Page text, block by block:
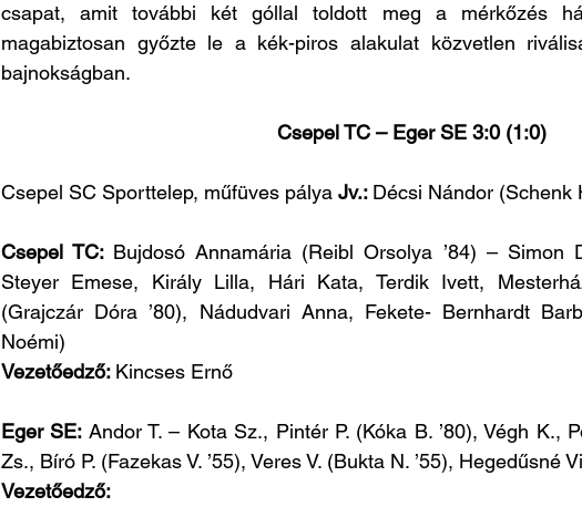
csapat, amit további két góllal toldott meg a mérkőzés
magabiztosan győzte le a kék-piros alakulat közvetlen
bajnokságban.
Csepel TC – Eger SE 3:0 (1:0)
Csepel SC Sporttelep, műfüves pálya Jv.: Décsi Nándor (Schenk
Csepel TC: Bujdosó Annamária (Reibl Orsolya ’84) – Simon
Steyer Emese, Király Lilla, Hári Kata, Terdik Ivett,
(Grajczár Dóra ’80), Nádudvari Anna, Fekete- Bernhardt
Noémi)
Vezetőedző: Kincses Ernő
Eger SE: Andor T. – Kota Sz., Pintér P. (Kóka B. ’80), Végh K.,
Zs., Bíró P. (Fazekas V. ’55), Veres V. (Bukta N. ’55), Hegedűsné
Vezetőedző: